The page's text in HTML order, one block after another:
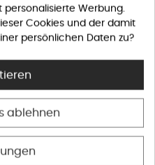
Werbung.
Cookies und der damit
persönlichen Daten zu?
ablehnen